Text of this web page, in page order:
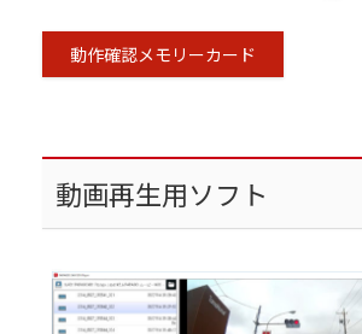
動作確認メモリーカード
動画再生用ソフト